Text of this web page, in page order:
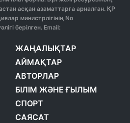
асқан азаматтарға арналған. ҚР
министрлігінің No
берілген. Email:
ЖАҢАЛЫҚТАР
АЙМАҚТАР
АВТОРЛАР
БІЛІМ ЖӘНЕ ҒЫЛЫМ
СПОРТ
САЯСАТ